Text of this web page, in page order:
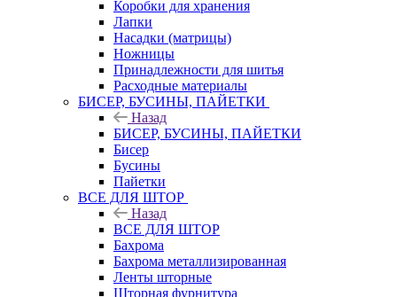
Коробки для хранения
Лапки
Насадки (матрицы)
Ножницы
Принадлежности для шитья
Расходные материалы
БИСЕР, БУСИНЫ, ПАЙЕТКИ
Назад
БИСЕР, БУСИНЫ, ПАЙЕТКИ
Бисер
Бусины
Пайетки
ВСЕ ДЛЯ ШТОР
Назад
ВСЕ ДЛЯ ШТОР
Бахрома
Бахрома металлизированная
Ленты шторные
Шторная фурнитура